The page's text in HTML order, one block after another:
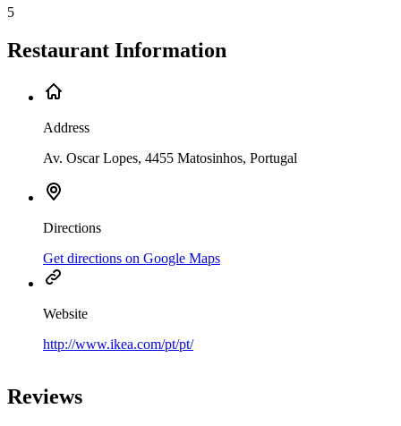
5
Restaurant Information
Address
Av. Oscar Lopes, 4455 Matosinhos, Portugal
Directions
Get directions on Google Maps
Website
http://www.ikea.com/pt/pt/
+
Reviews